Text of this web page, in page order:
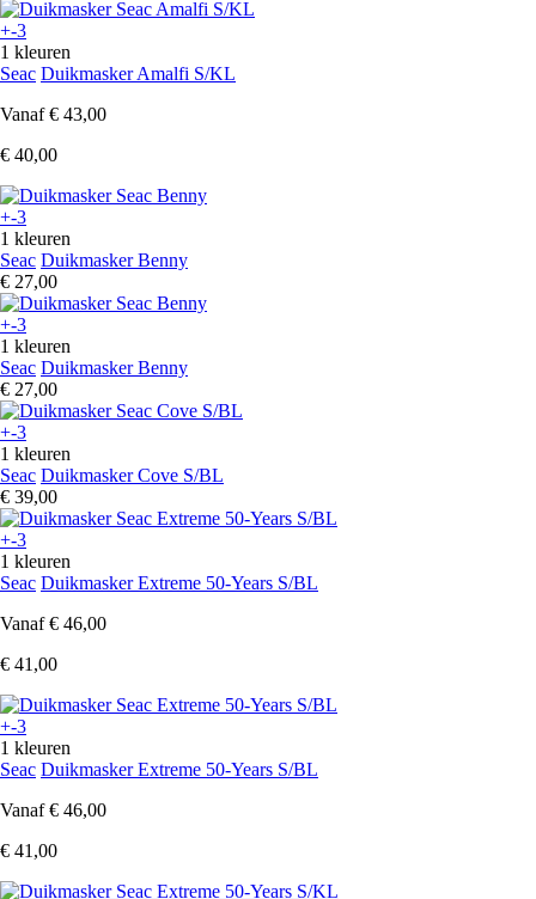
+-3
1 kleuren
Seac Duikmasker Amalfi S/KL
Vanaf € 43,00
€ 40,00
+-3
1 kleuren
Seac Duikmasker Benny
€ 27,00
+-3
1 kleuren
Seac Duikmasker Benny
€ 27,00
+-3
1 kleuren
Seac Duikmasker Cove S/BL
€ 39,00
+-3
1 kleuren
Seac Duikmasker Extreme 50-Years S/BL
Vanaf € 46,00
€ 41,00
+-3
1 kleuren
Seac Duikmasker Extreme 50-Years S/BL
Vanaf € 46,00
€ 41,00